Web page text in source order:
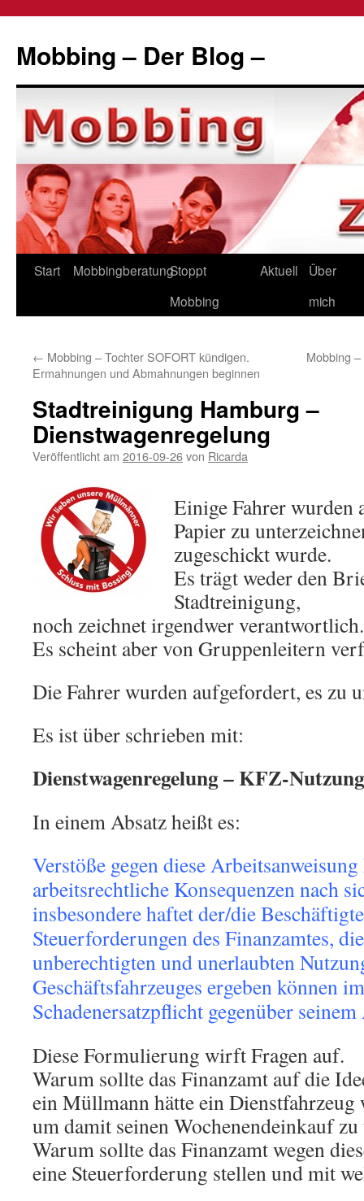
springen
Mobbing – Der Blog –
Start MobbingberatungStoppt
Mobbing
Aktuell
Über
mich
← Mobbing – Tochter SOFORT kündigen.
Ermahnungen und Abmahnungen beginnen
Mobbing
Stadtreinigung Hamburg –
Dienstwagenregelung
Veröffentlicht am 2016-09-26von Ricarda
Einige Fahrer wurden
Papier zu
zugeschickt wurde.
Es trägt weder den
Stadtreinigung,
noch zeichnet irgendwer verantwortlich.
Es scheint aber von Gruppenleitern
Die Fahrer wurden aufgefordert, es zu
Es ist über schrieben mit:
Dienstwagenregelung – KFZ-
In einem Absatz heißt es:
Verstöße gegen diese
arbeitsrechtliche Konsequenzen nach
insbesondere haftet der/die
Steuerforderungen des Finanzamtes,
unberechtigten und unerlaubten
Geschäftsfahrzeuges ergeben können
Schadenersatzpflicht gegenüber
Diese Formulierung wirft Fragen auf.
Warum sollte das Finanzamt auf die
ein Müllmann hätte ein
um damit seinen Wochenendeinkauf zu
Warum sollte das Finanzamt wegen
eine Steuerforderung stellen und mit